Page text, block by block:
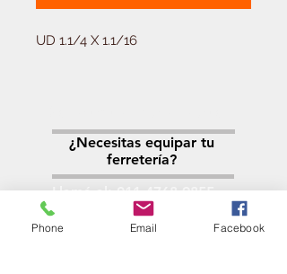
UD 1.1/4 X 1.1/16
Llamá al:011-4768-9855
info@angelmbeber.com.ar
¿Necesitas equipar tu
ferretería?
Phone Email Facebook